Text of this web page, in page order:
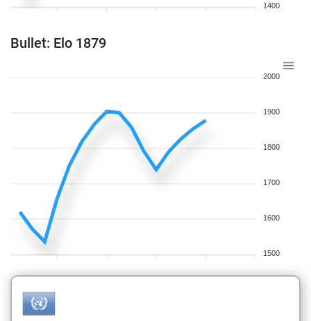
1400
Bullet: Elo 1879
2000
1900
1800
1700
1600
1500